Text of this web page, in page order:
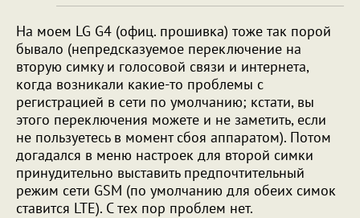
На моем LG G4 (офиц. прошивка) тоже так порой
бывало (непредсказуемое переключение на
вторую симку и голосовой связи и интернета,
когда возникали какие-то проблемы с
регистрацией в сети по умолчанию; кстати, вы
этого переключения можете и не заметить, если
не пользуетесь в момент сбоя аппаратом). Потом
догадался в меню настроек для второй симки
принудительно выставить предпочтительный
режим сети GSM (по умолчанию для обеих симок
ставится LTE). C тех пор проблем нет.